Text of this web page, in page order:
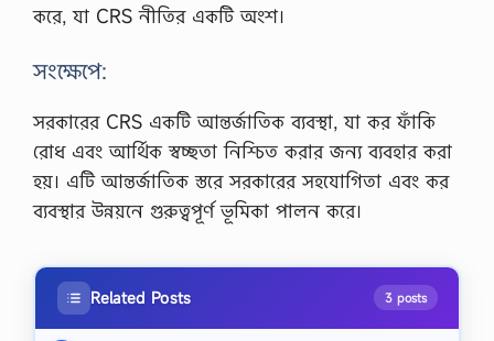
করে, যা CRS নীতির একটি অংশ।
সংক্ষেপে:
সরকারের CRS একটি আন্তর্জাতিক ব্যবস্থা, যা কর ফাঁকি
রোধ এবং আর্থিক স্বচ্ছতা নিশ্চিত করার জন্য ব্যবহার করা
হয়। এটি আন্তর্জাতিক স্তরে সরকারের সহযোগিতা এবং কর
ব্যবস্থার উন্নয়নে গুরুত্বপূর্ণ ভূমিকা পালন করে।
Related Posts 3 posts